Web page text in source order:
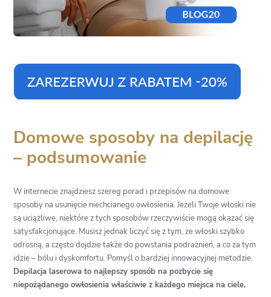
Domowe sposoby na depilację
– podsumowanie
W internecie znajdziesz szereg porad i przepisów na domowe
sposoby na usunięcie niechcianego owłosienia. Jeżeli Twoje włoski nie
są uciążliwe, niektóre z tych sposobów rzeczywiście mogą okazać się
satysfakcjonujące. Musisz jednak liczyć się z tym, że włoski szybko
odrosną, a często dojdzie także do powstania podrażnień, a co za tym
idzie – bólu i dyskomfortu. Pomyśl o bardziej innowacyjnej metodzie.
Depilacja laserowa to najlepszy sposób na pozbycie się
niepożądanego owłosienia właściwie z każdego miejsca na ciele.